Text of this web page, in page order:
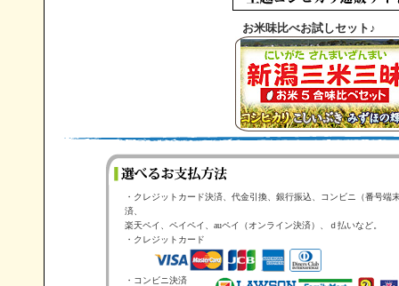
お米味比べお試しセット♪
・クレジットカード決済、代金引換、銀行振込、コンビニ（番号端
済、
楽天ペイ、ペイペイ、auペイ（オンライン決済）、ｄ払いなど。
・クレジットカード
・コンビニ決済